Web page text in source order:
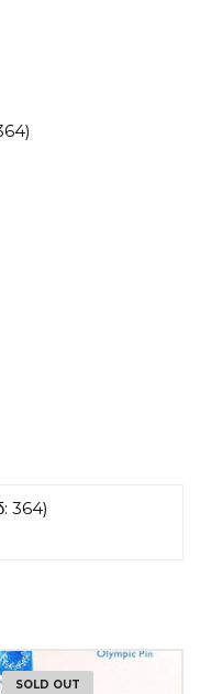
364)
SOLD OUT